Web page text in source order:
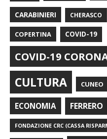
CARABINIERI CHERASCO
COPERTINA COVID-19
COVID-19
CULTURA CUNEO
ECONOMIA FERRERO
FONDAZIONE CRC (CASSA